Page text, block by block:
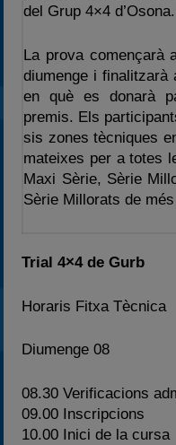
del Grup 4×4 d’Osona.
La prova començarà
diumenge i finalitzarà
en què es donarà
premis. Els
sis zones tècniques
mateixes per a totes
Maxi Sèrie, Sèrie
Sèrie Millorats de
Trial 4×4 de Gurb
Horaris Fitxa Tècnica
Diumenge 08
08.30 Verificacions
09.00 Inscripcions
10.00 Inici de la cursa